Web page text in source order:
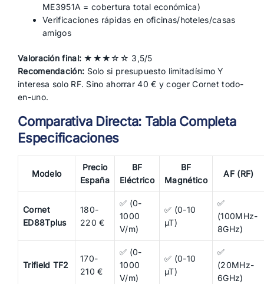
ME3951A = cobertura total económica)
Verificaciones rápidas en oficinas/hoteles/casas
amigos
Valoración final: ★★★☆☆ 3,5/5
Recomendación: Solo si presupuesto limitadísimo Y
interesa solo RF. Sino ahorrar 40 € y coger Cornet todo-
en-uno.
Comparativa Directa: Tabla Completa
Especificaciones
Modelo
Precio
España
BF
Eléctrico
BF
Magnético
AF (RF)
Cornet
ED88Tplus
180-
220 €
✅ (0-
1000
V/m)
✅ (0-10
µT)
✅
(100MHz-
8GHz)
Trifield TF2
170-
210 €
✅ (0-
1000
V/m)
✅ (0-10
µT)
✅
(20MHz-
6GHz)